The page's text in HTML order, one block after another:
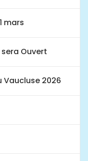
mars
sera Ouvert
Vaucluse 2026